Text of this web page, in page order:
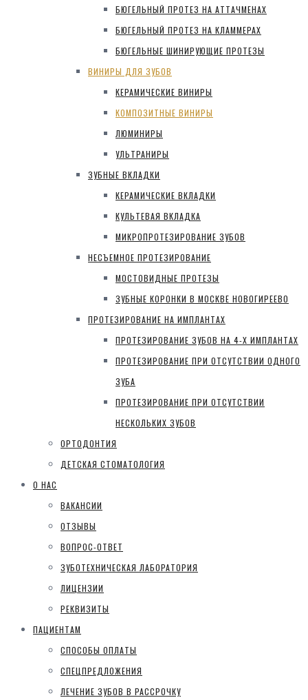
БЮГЕЛЬНЫЙ ПРОТЕЗ НА АТТАЧМЕНАХ
БЮГЕЛЬНЫЙ ПРОТЕЗ НА КЛАММЕРАХ
БЮГЕЛЬНЫЕ ШИНИРУЮЩИЕ ПРОТЕЗЫ
ВИНИРЫ ДЛЯ ЗУБОВ
КЕРАМИЧЕСКИЕ ВИНИРЫ
КОМПОЗИТНЫЕ ВИНИРЫ
ЛЮМИНИРЫ
УЛЬТРАНИРЫ
ЗУБНЫЕ ВКЛАДКИ
КЕРАМИЧЕСКИЕ ВКЛАДКИ
КУЛЬТЕВАЯ ВКЛАДКА
МИКРОПРОТЕЗИРОВАНИЕ ЗУБОВ
НЕСЪЕМНОЕ ПРОТЕЗИРОВАНИЕ
МОСТОВИДНЫЕ ПРОТЕЗЫ
ЗУБНЫЕ КОРОНКИ В МОСКВЕ НОВОГИРЕЕВО
ПРОТЕЗИРОВАНИЕ НА ИМПЛАНТАХ
ПРОТЕЗИРОВАНИЕ ЗУБОВ НА 4-Х ИМПЛАНТАХ
ПРОТЕЗИРОВАНИЕ ПРИ ОТСУТСТВИИ ОДНОГО
ЗУБА
ПРОТЕЗИРОВАНИЕ ПРИ ОТСУТСТВИИ
НЕСКОЛЬКИХ ЗУБОВ
ОРТОДОНТИЯ
ДЕТСКАЯ СТОМАТОЛОГИЯ
О НАС
ВАКАНСИИ
ОТЗЫВЫ
ВОПРОС-ОТВЕТ
ЗУБОТЕХНИЧЕСКАЯ ЛАБОРАТОРИЯ
ЛИЦЕНЗИИ
РЕКВИЗИТЫ
ПАЦИЕНТАМ
СПОСОБЫ ОПЛАТЫ
СПЕЦПРЕДЛОЖЕНИЯ
ЛЕЧЕНИЕ ЗУБОВ В РАССРОЧКУ